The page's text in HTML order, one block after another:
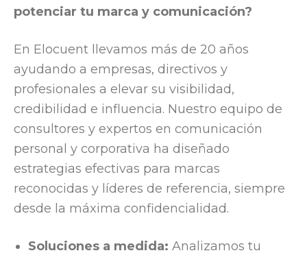
potenciar tu marca y comunicación?
En Elocuent llevamos más de 20 años
ayudando a empresas, directivos y
profesionales a elevar su visibilidad,
credibilidad e influencia. Nuestro equipo de
consultores y expertos en comunicación
personal y corporativa ha diseñado
estrategias efectivas para marcas
reconocidas y líderes de referencia, siempre
desde la máxima confidencialidad.
Soluciones a medida: Analizamos tu